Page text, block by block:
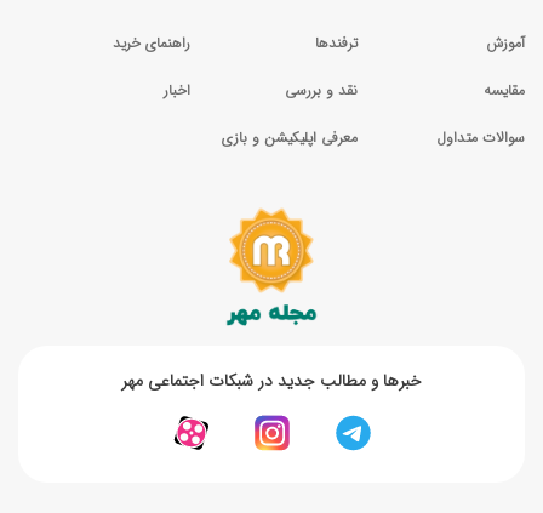
آموزش ترفندها راهنمای خرید
مقایسه نقد و بررسی اخبار
سوالات متداول معرفی اپلیکیشن و بازی
خبر‌ها و مطالب جدید در شبکات اجتماعی مهر